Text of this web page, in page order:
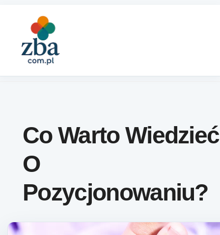
Co Warto Wiedzieć
O
Pozycjonowaniu?